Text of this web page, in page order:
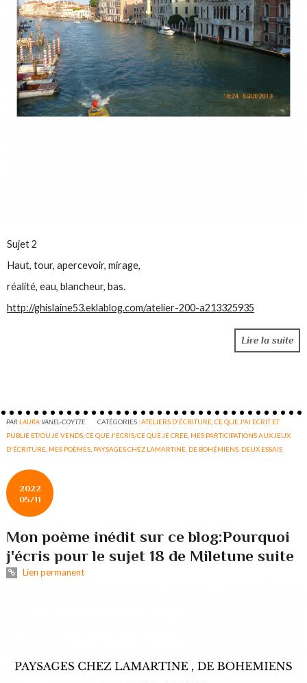
Sujet 2
Haut, tour, apercevoir, mirage,
réalité, eau, blancheur, bas.
http://ghislaine53.eklablog.com/atelier-200-a213325935
Lire la suite
PARLAURAVANEL-COYTTE CATÉGORIES :ATELIERS D'ÉCRITURE ,CE QUE J'AI ECRIT ET
PUBLIE ET/OU JE VENDS ,CE QUE J'ECRIS/CE QUE JE CREE MES PARTICIPATIONS AUX JEUX
D'ÉCRITURE MES POÈMES PAYSAGES CHEZ LAMARTINE, DE BOHÉMIENS. DEUX ESSAIS
2022
05/11
Mon poème inédit sur ce blog:Pourquoi
j'écris pour le sujet 18 de Miletune suite
Lien permanent